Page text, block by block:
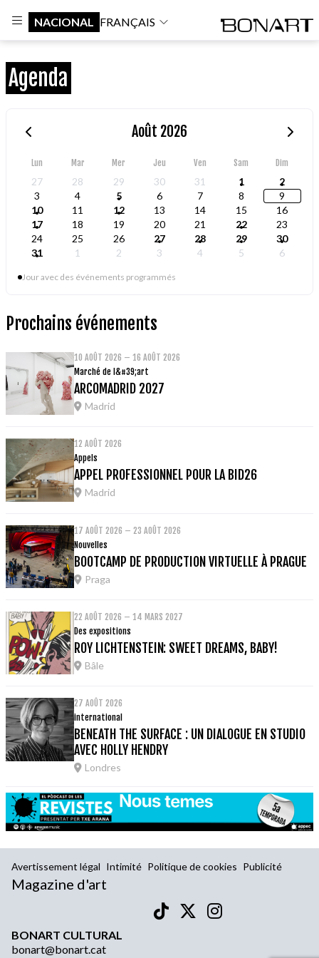
NACIONAL FRANÇAIS
Agenda
Août 2026
Lun Mar Mer Jeu Ven Sam Dim
27 28 29 30 31 1
2
3
4 5 6 7 8
9
10
11 12 13 14 15
16
17
18 19 20 21 22
23
24
25 26 27 28 29
30
31
1 2 3 4 5 6
Jour avec des événements programmés
Prochains événements
10 AOÛT 2026 – 16 AOÛT 2026
Marché de l&#39;art
ARCOMADRID 2027
Madrid
12 AOÛT 2026
Appels
APPEL PROFESSIONNEL POUR LA BID26
Madrid
17 AOÛT 2026 – 23 AOÛT 2026
Nouvelles
BOOTCAMP DE PRODUCTION VIRTUELLE À PRAGUE
Praga
22 AOÛT 2026 – 14 MARS 2027
Des expositions
ROY LICHTENSTEIN: SWEET DREAMS, BABY!
Bâle
27 AOÛT 2026
international
BENEATH THE SURFACE : UN DIALOGUE EN STUDIO
AVEC HOLLY HENDRY
Londres
Avertissement légal Intimité Politique de cookies Publicité
Magazine d'art
BONART CULTURAL
bonart@bonart.cat